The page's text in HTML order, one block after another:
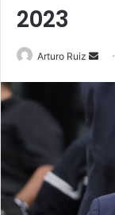
2023
Arturo Ruiz